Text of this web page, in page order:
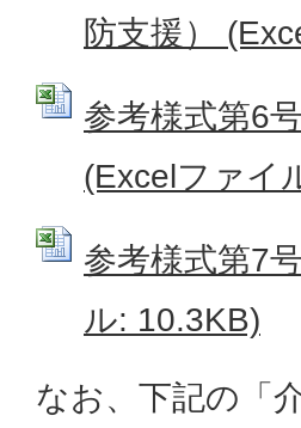
防支援）
参考様式第6
(Excelファイ
参考様式第7
ル: 10.3KB)
なお、下記の「